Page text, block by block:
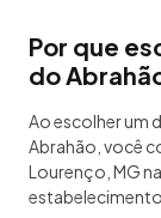
Por que
do
Ao escolher um
Abrahão, você
Lourenço, MG